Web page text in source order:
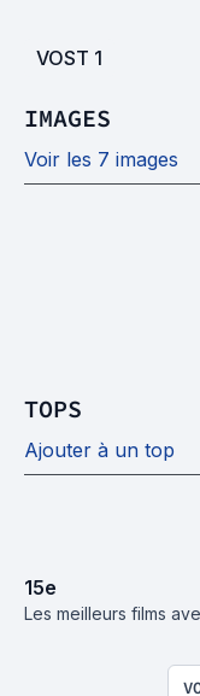
VOST 1
IMAGES
Voir les 7 images
TOPS
Ajouter à un top
15e
Les meilleurs films